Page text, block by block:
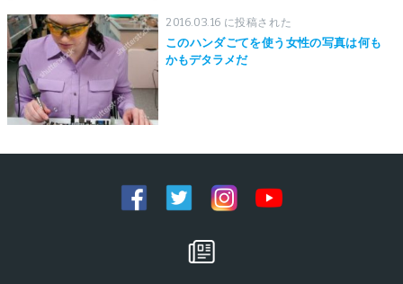
2016.03.16 に投稿された
このハンダごてを使う女性の写真は何も
かもデタラメだ